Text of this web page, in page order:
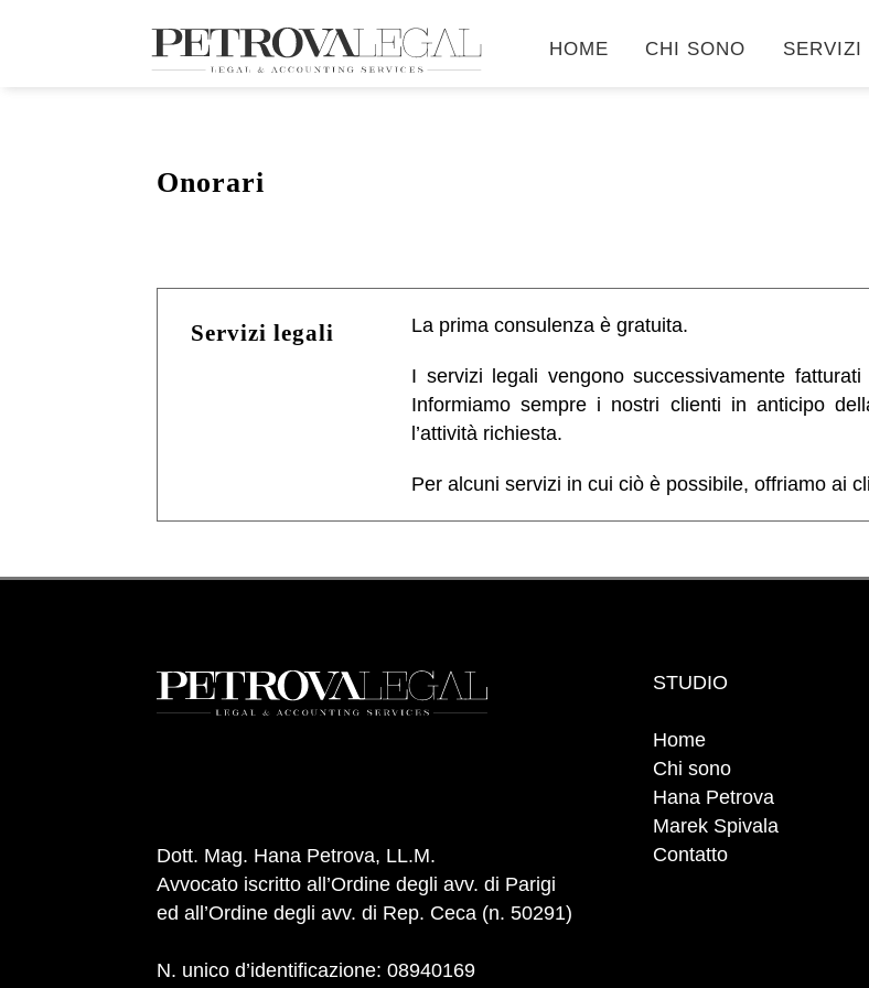
SERVIZI
CHI SONO
HOME
Onorari
Servizi legali La prima consulenza è gratuita.
I servizi legali vengono successivamente
Informiamo sempre i nostri clienti in anticipo
l’attività richiesta.
Per alcuni servizi in cui ciò è possibile, offriamo ai
Dott. Mag. Hana Petrova, LL.M.
Avvocato iscritto all’Ordine degli avv. di Parigi
ed all’Ordine degli avv. di Rep. Ceca (n. 50291)
N. unico d’identificazione: 08940169
STUDIO
Home
Chi sono
Hana Petrova
Marek Spivala
Contatto